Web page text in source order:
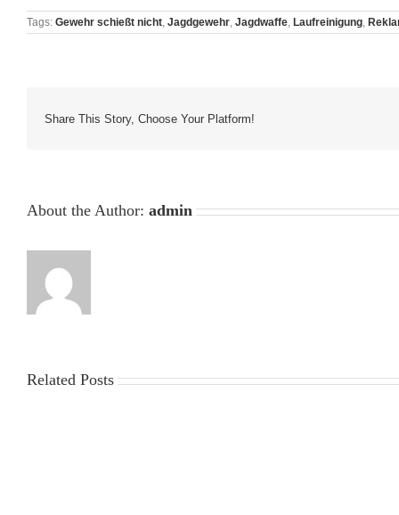
Tags: Gewehr schießt nicht, Jagdgewehr, Jagdwaffe, Laufreinigung,
Share This Story, Choose Your Platform!
About the Author: admin
Related Posts